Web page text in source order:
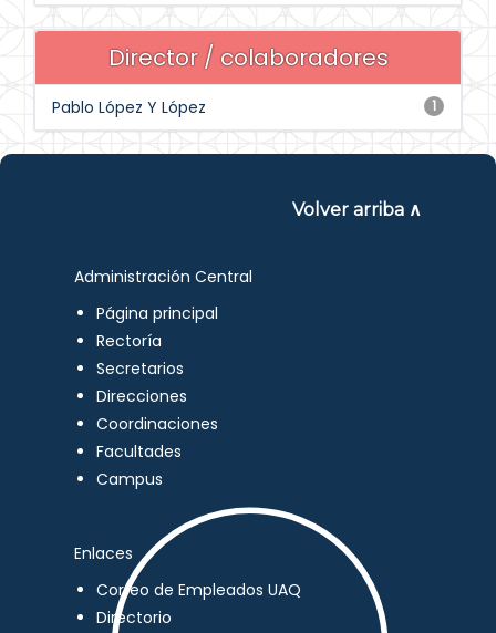
Director / colaboradores
1
Pablo López Y López
Volver arriba ∧
Administración Central
Página principal
Rectoría
Secretarios
Direcciones
Coordinaciones
Facultades
Campus
Enlaces
Correo de Empleados UAQ
Directorio